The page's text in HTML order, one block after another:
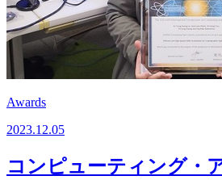
Awards
2023.12.05
コンピューティング・